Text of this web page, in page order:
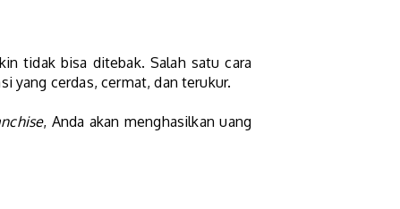
tidak bisa ditebak. Salah satu cara
yang cerdas, cermat, dan terukur.
, Anda akan menghasilkan uang